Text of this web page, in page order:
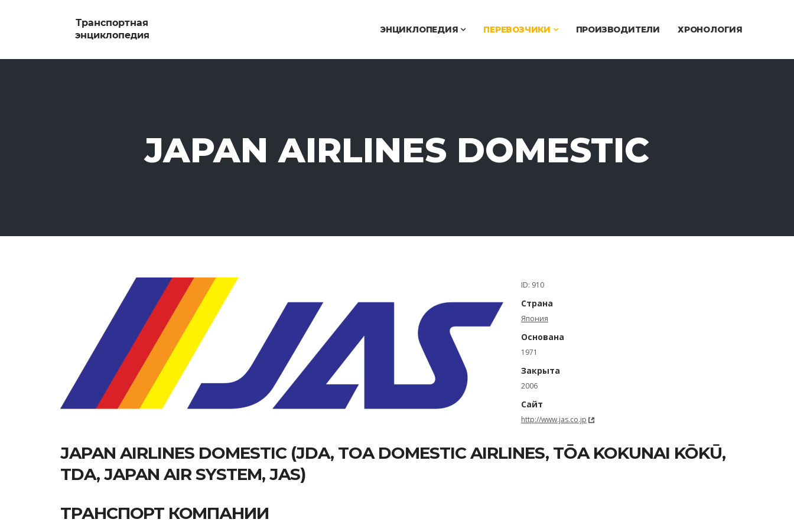
ЭНЦИКЛОПЕДИЯ ПЕРЕВОЗЧИКИ ПРОИЗВОДИТЕЛИ ХРОНОЛОГИЯ
JAPAN AIRLINES DOMESTIC
ID: 910
Страна
Япония
Основана
1971
Закрыта
2006
Сайт
http://www.jas.co.jp
JAPAN AIRLINES DOMESTIC (JDA, TOA DOMESTIC AIRLINES, TŌA KOKUNAI KŌKŪ,
TDA, JAPAN AIR SYSTEM, JAS)
ТРАНСПОРТ КОМПАНИИ